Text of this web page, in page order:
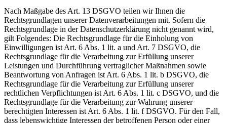
Nach Maßgabe des Art. 13 DSGVO teilen wir Ihnen die
Rechtsgrundlagen unserer Datenverarbeitungen mit. Sofern die
Rechtsgrundlage in der Datenschutzerklärung nicht genannt wird,
gilt Folgendes: Die Rechtsgrundlage für die Einholung von
Einwilligungen ist Art. 6 Abs. 1 lit. a und Art. 7 DSGVO, die
Rechtsgrundlage für die Verarbeitung zur Erfüllung unserer
Leistungen und Durchführung vertraglicher Maßnahmen sowie
Beantwortung von Anfragen ist Art. 6 Abs. 1 lit. b DSGVO, die
Rechtsgrundlage für die Verarbeitung zur Erfüllung unserer
rechtlichen Verpflichtungen ist Art. 6 Abs. 1 lit. c DSGVO, und die
Rechtsgrundlage für die Verarbeitung zur Wahrung unserer
berechtigten Interessen ist Art. 6 Abs. 1 lit. f DSGVO. Für den Fall,
dass lebenswichtige Interessen der betroffenen Person oder einer